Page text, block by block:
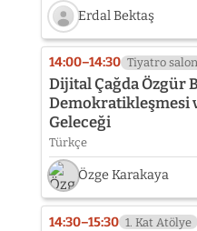
Konuşmacı
fotoğrafı
henüz
eklenmedi:
Erdal
Bektaş
Erdal Bektaş
14:00–14:30 Tiyatro
Dijital Çağda Özgür
Demokratikleşmesi
Geleceği
Türkçe
Özge Karakaya
14:30–15:30 1. Kat Atölye